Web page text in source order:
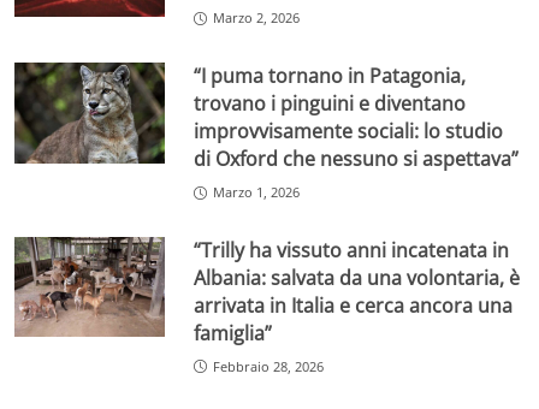
Marzo 2, 2026
“I puma tornano in Patagonia,
trovano i pinguini e diventano
improvvisamente sociali: lo studio
di Oxford che nessuno si aspettava”
Marzo 1, 2026
“Trilly ha vissuto anni incatenata in
Albania: salvata da una volontaria, è
arrivata in Italia e cerca ancora una
famiglia”
Febbraio 28, 2026